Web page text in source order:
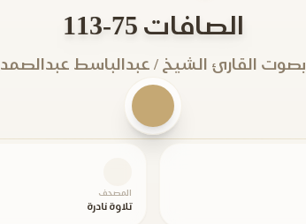
الصافات 75-113
بصوت القارئ الشيخ / عبدالباسط عبدالصمد
المصحف
تلاوة نادرة